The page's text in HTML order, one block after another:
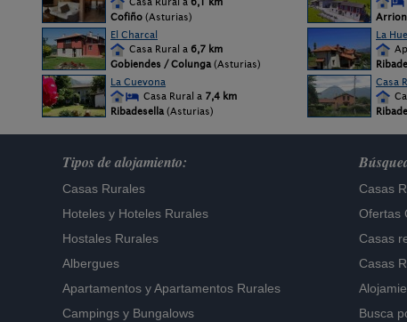
Cofiño (Asturias)
El Charcal
Casa Rural a 6,7 km
Gobiendes / Colunga (Asturias)
La
La Cuevona
Casa Rural a 7,4 km
Ribadesella (Asturias)
Casa
Tipos de alojamiento:
Casas Rurales
Hoteles y Hoteles Rurales
Hostales Rurales
Albergues
Apartamentos yApartamentos Rurales
Campings y Bungalows
Casas
Ofertas
Casas
Casas
Busca